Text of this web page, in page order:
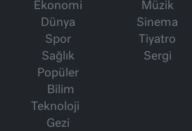
Ekonomi
Dünya
Spor
Sağlık
Popüler
Bilim
Teknoloji
Gezi
Müzik
Sinema
Tiyatro
Sergi